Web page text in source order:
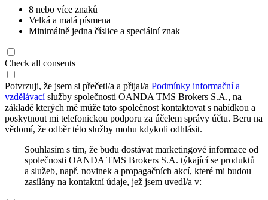
8 nebo více znaků
Velká a malá písmena
Minimálně jedna číslice a speciální znak
Check all consents
Potvrzuji, že jsem si přečetl/a a přijal/a Podmínky informační a
vzdělávacíslužby společnosti OANDA TMS Brokers S.A., na
základě kterých mě může tato společnost kontaktovat s nabídkou a
poskytnout mi telefonickou podporu za účelem správy účtu. Beru na
vědomí, že odběr této služby mohu kdykoli odhlásit.
Souhlasím s tím, že budu dostávat marketingové informace od
společnosti OANDA TMS Brokers S.A. týkající se produktů
a služeb, např. novinek a propagačních akcí, které mi budou
zasílány na kontaktní údaje, jež jsem uvedl/a v: